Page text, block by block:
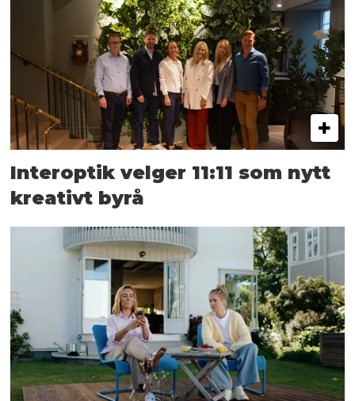
Interoptik velger 11:11 som nytt
kreativt byrå